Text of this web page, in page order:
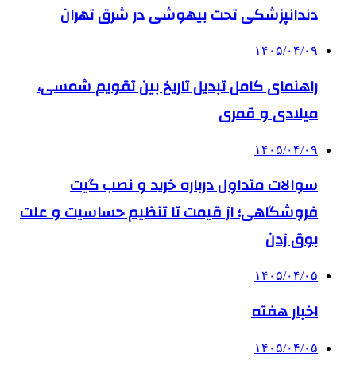
دندانپزشکی تحت بیهوشی در شرق تهران
۱۴۰۵/۰۴/۰۹
راهنمای کامل تبدیل تاریخ بین تقویم شمسی،
میلادی و قمری
۱۴۰۵/۰۴/۰۹
سوالات متداول درباره خرید و نصب گیت
فروشگاهی؛ از قیمت تا تنظیم حساسیت و علت
بوق زدن
۱۴۰۵/۰۴/۰۵
اخبار هفته
۱۴۰۵/۰۴/۰۵